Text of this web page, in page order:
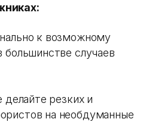
к возможному
случаев
делайте резких и
на необдуманные